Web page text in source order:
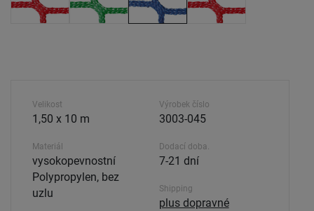
Velikost
1,50 x 10 m
Materiál
vysokopevnostní
Polypropylen, bez
uzlu
Výrobek číslo
3003-045
Dodací doba.
7-21 dní
Shipping
plus dopravné